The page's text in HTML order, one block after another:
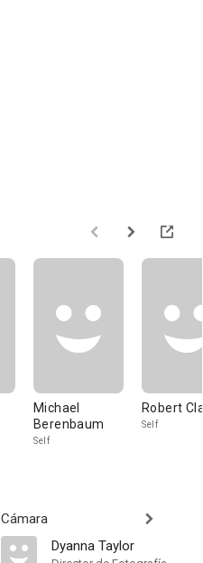
Michael
Berenbaum
Self
Robert
Self
Cámara
Dyanna Taylor